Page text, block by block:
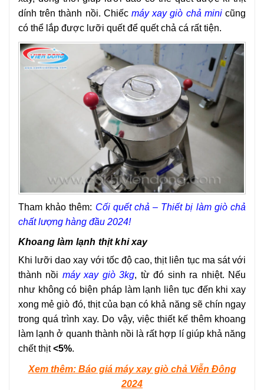
dính trên thành nồi. Chiếc máy xay giò chả mini cũng
có thể lắp được lưỡi quết để quết chả cá rất tiện.
Tham khảo thêm: Cối quết chả – Thiết bị làm giò chả
chất lượng hàng đầu 2024!
Khoang làm lạnh thịt khi xay
Khi lưỡi dao xay với tốc độ cao, thịt liên tục ma sát với
thành nồi máy xay giò 3kg, từ đó sinh ra nhiệt. Nếu
như không có biện pháp làm lạnh liên tục đến khi xay
xong mẻ giò đó, thịt của bạn có khả năng sẽ chín ngay
trong quá trình xay. Do vậy, việc thiết kế thêm khoang
làm lạnh ở quanh thành nồi là rất hợp lí giúp khả năng
chết thịt<5%.
Xem thêm: Báo giá máy xay giò chả Viễn Đông
2024